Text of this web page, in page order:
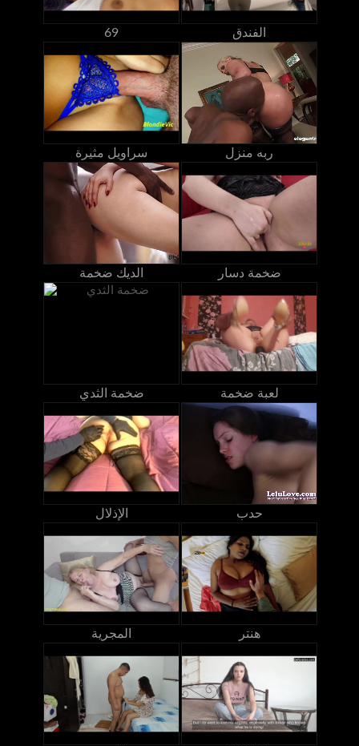
69 الفندق
سراويل مثيرة ربه منزل
الديك ضخمة ضخمة دسار
ضخمة الثدي لعبة ضخمة
الإذلال حدب
المجرية هنتر